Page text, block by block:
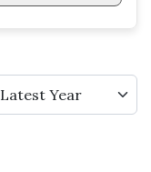
Latest Year